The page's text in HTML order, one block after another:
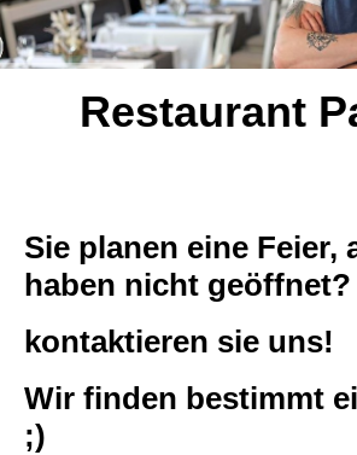
Restaurant
Sie planen eine Feier,
haben nicht geöffnet?
kontaktieren sie uns!
Wir finden bestimmt
;)